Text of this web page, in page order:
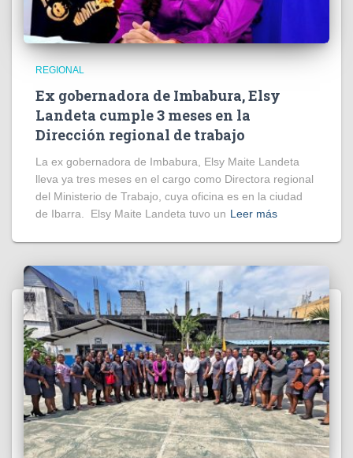
REGIONAL
Ex gobernadora de Imbabura, Elsy
Landeta cumple 3 meses en la
Dirección regional de trabajo
La ex gobernadora de Imbabura, Elsy Maite Landeta
lleva ya tres meses en el cargo como Directora regional
del Ministerio de Trabajo, cuya oficina es en la ciudad
de Ibarra. Elsy Maite Landeta tuvo un Leer más